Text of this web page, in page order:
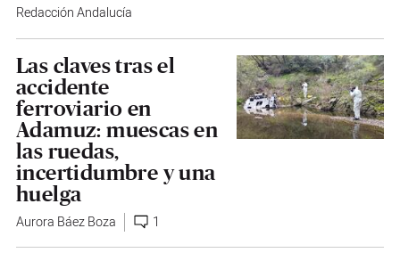
Redacción Andalucía
Las claves tras el
accidente
ferroviario en
Adamuz: muescas en
las ruedas,
incertidumbre y una
huelga
Aurora Báez Boza 1